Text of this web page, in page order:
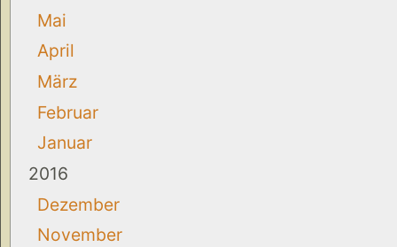
Mai
April
März
Februar
Januar
2016
Dezember
November